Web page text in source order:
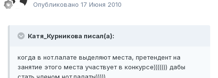
Опубликовано 17 Июня 2010
Катя_Курникова писал(а):
когда в нот.палате выделяют места, претендент на
занятие этого места участвует в конкурсе))))))) дабы